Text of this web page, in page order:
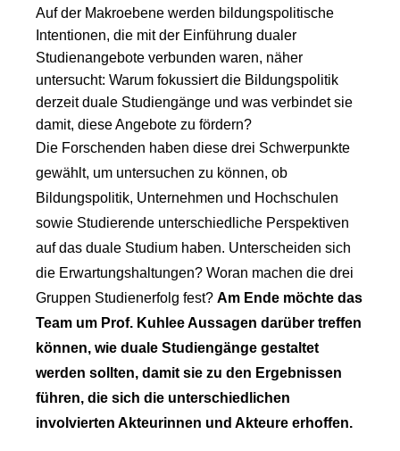
Auf der Makroebene werden bildungspolitische
Intentionen, die mit der Einführung dualer
Studienangebote verbunden waren, näher
untersucht: Warum fokussiert die Bildungspolitik
derzeit duale Studiengänge und was verbindet sie
damit, diese Angebote zu fördern?
Die Forschenden haben diese drei Schwerpunkte
gewählt, um untersuchen zu können, ob
Bildungspolitik, Unternehmen und Hochschulen
sowie Studierende unterschiedliche Perspektiven
auf das duale Studium haben. Unterscheiden sich
die Erwartungshaltungen? Woran machen die drei
Gruppen Studienerfolg fest? Am Ende möchte das
Team um Prof. Kuhlee Aussagen darüber treffen
können, wie duale Studiengänge gestaltet
werden sollten, damit sie zu den Ergebnissen
führen, die sich die unterschiedlichen
involvierten Akteurinnen und Akteure erhoffen.